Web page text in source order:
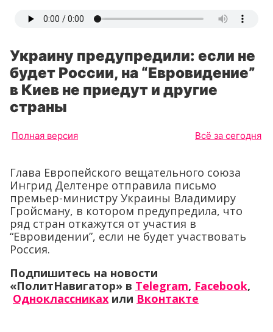
Украину предупредили: если не
будет России, на “Евровидение”
в Киев не приедут и другие
страны
Полная версия Всё за сегодня
Глава Европейского вещательного союза
Ингрид Делтенре отправила письмо
премьер-министру Украины Владимиру
Гройсману, в котором предупредила, что
ряд стран откажутся от участия в
“Евровидении”, если не будет участвовать
Россия.
Подпишитесь на новости
«ПолитНавигатор» в Telegram, Facebook,
Одноклассниках или Вконтакте